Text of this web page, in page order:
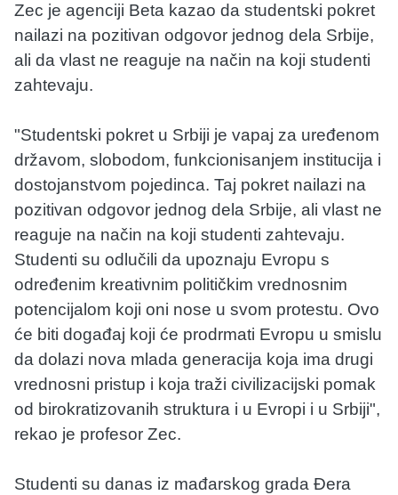
Zec je agenciji Beta kazao da studentski pokret
nailazi na pozitivan odgovor jednog dela Srbije,
ali da vlast ne reaguje na način na koji studenti
zahtevaju.
"Studentski pokret u Srbiji je vapaj za uređenom
državom, slobodom, funkcionisanjem institucija i
dostojanstvom pojedinca. Taj pokret nailazi na
pozitivan odgovor jednog dela Srbije, ali vlast ne
reaguje na način na koji studenti zahtevaju.
Studenti su odlučili da upoznaju Evropu s
određenim kreativnim političkim vrednosnim
potencijalom koji oni nose u svom protestu. Ovo
će biti događaj koji će prodrmati Evropu u smislu
da dolazi nova mlada generacija koja ima drugi
vrednosni pristup i koja traži civilizacijski pomak
od birokratizovanih struktura i u Evropi i u Srbiji",
rekao je profesor Zec.
Studenti su danas iz mađarskog grada Đera